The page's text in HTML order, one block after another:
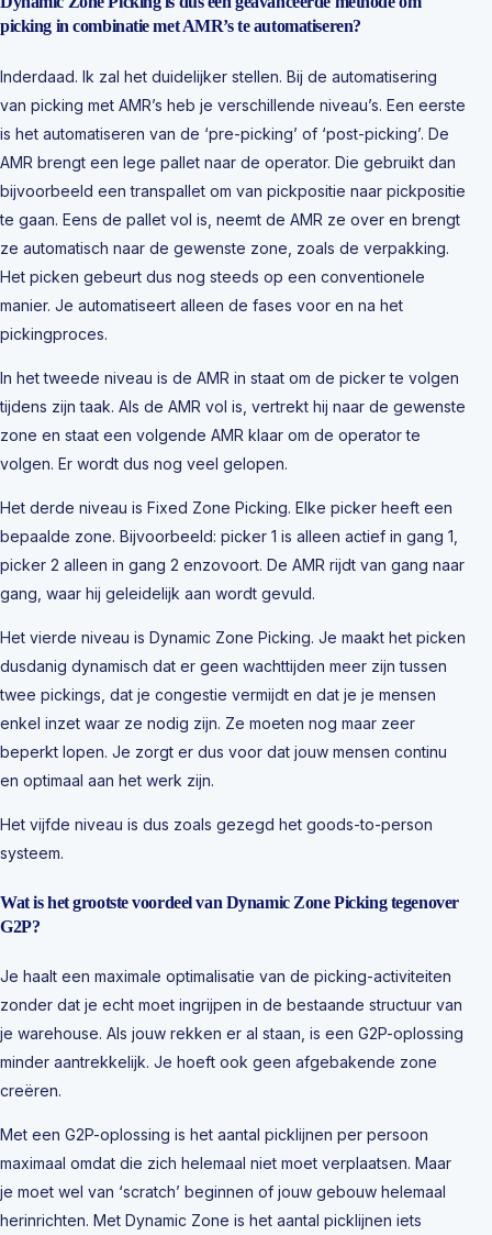
picking in combinatie met AMR’s te automatiseren?
Inderdaad. Ik zal het duidelijker stellen. Bij de automatisering
van picking met AMR’s heb je verschillende niveau’s. Een eerste
is het automatiseren van de ‘pre-picking’ of ‘post-picking’. De
AMR brengt een lege pallet naar de operator. Die gebruikt dan
bijvoorbeeld een transpallet om van pickpositie naar pickpositie
te gaan. Eens de pallet vol is, neemt de AMR ze over en brengt
ze automatisch naar de gewenste zone, zoals de verpakking.
Het picken gebeurt dus nog steeds op een conventionele
manier. Je automatiseert alleen de fases voor en na het
pickingproces.
In het tweede niveau is de AMR in staat om de picker te volgen
tijdens zijn taak. Als de AMR vol is, vertrekt hij naar de gewenste
zone en staat een volgende AMR klaar om de operator te
volgen. Er wordt dus nog veel gelopen.
Het derde niveau is Fixed Zone Picking. Elke picker heeft een
bepaalde zone. Bijvoorbeeld: picker 1 is alleen actief in gang 1,
picker 2 alleen in gang 2 enzovoort. De AMR rijdt van gang naar
gang, waar hij geleidelijk aan wordt gevuld.
Het vierde niveau is Dynamic Zone Picking. Je maakt het picken
dusdanig dynamisch dat er geen wachttijden meer zijn tussen
twee pickings, dat je congestie vermijdt en dat je je mensen
enkel inzet waar ze nodig zijn. Ze moeten nog maar zeer
beperkt lopen. Je zorgt er dus voor dat jouw mensen continu
en optimaal aan het werk zijn.
Het vijfde niveau is dus zoals gezegd het goods-to-person
systeem.
Wat is het grootste voordeel van Dynamic Zone Picking tegenover
G2P?
Je haalt een maximale optimalisatie van de picking-activiteiten
zonder dat je echt moet ingrijpen in de bestaande structuur van
je warehouse. Als jouw rekken er al staan, is een G2P-oplossing
minder aantrekkelijk. Je hoeft ook geen afgebakende zone
creëren.
Met een G2P-oplossing is het aantal picklijnen per persoon
maximaal omdat die zich helemaal niet moet verplaatsen. Maar
je moet wel van ‘scratch’ beginnen of jouw gebouw helemaal
herinrichten. Met Dynamic Zone is het aantal picklijnen iets